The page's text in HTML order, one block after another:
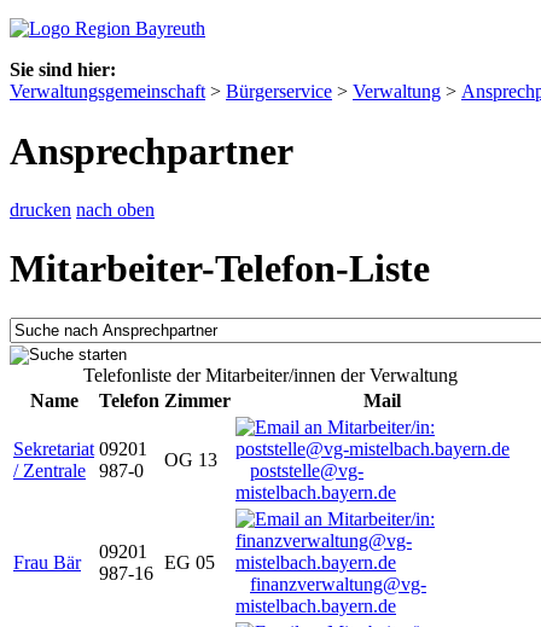
Sie sind hier:
Verwaltungsgemeinschaft > Bürgerservice > Verwaltung >
Ansprechpartner
drucken nach oben
Mitarbeiter-Telefon-Liste
Telefonliste der Mitarbeiter/innen der Verwaltung
Name
Telefon Zimmer Mail
Sekretariat
/ Zentrale
09201
987-0
OG 13
poststelle@vg-
mistelbach.bayern.de
Frau Bär
09201
987-16
EG 05
finanzverwaltung@vg-
mistelbach.bayern.de